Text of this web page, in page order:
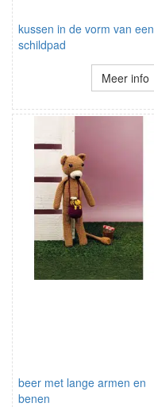
kussen in de vorm van een
schildpad
Meer info
beer met lange armen en
benen